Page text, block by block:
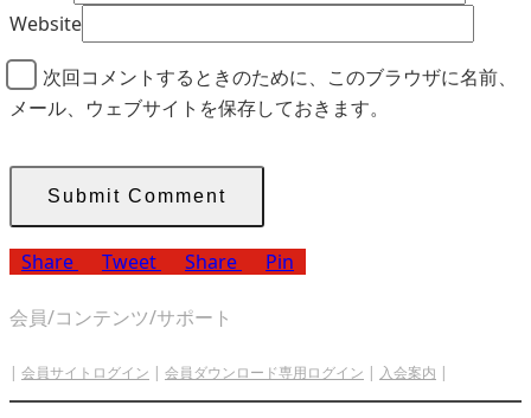
Website
次回コメントするときのために、このブラウザに名前、
メール、ウェブサイトを保存しておきます。
Share Tweet Share Pin
会員/コンテンツ/サポート
| 会員サイトログイン | 会員ダウンロード専用ログイン | 入会案内 |